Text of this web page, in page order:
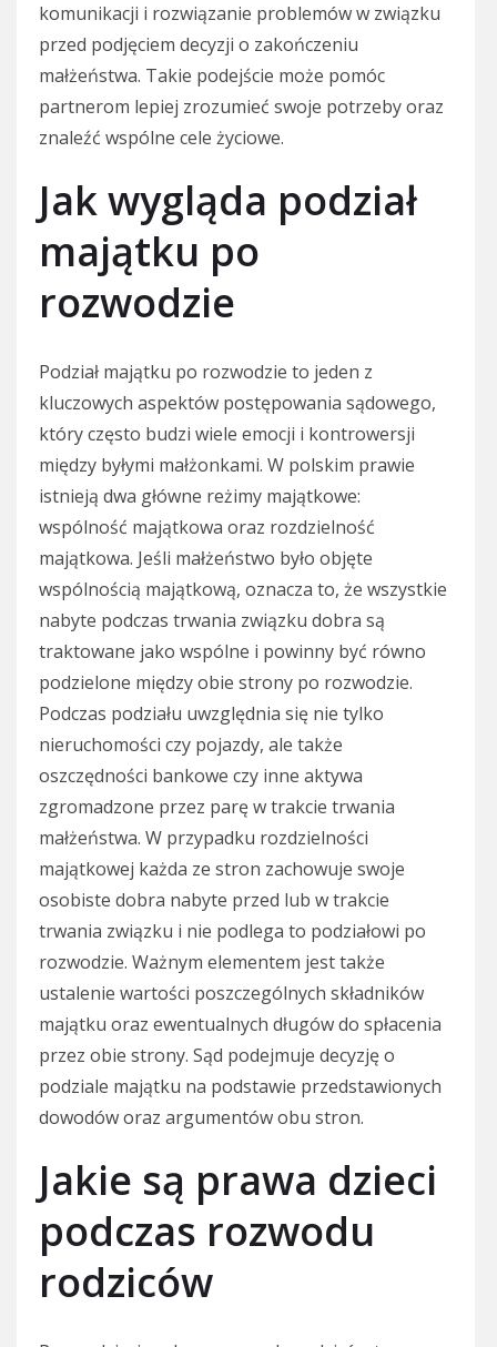
komunikacji i rozwiązanie problemów w związku
przed podjęciem decyzji o zakończeniu
małżeństwa. Takie podejście może pomóc
partnerom lepiej zrozumieć swoje potrzeby oraz
znaleźć wspólne cele życiowe.
Jak wygląda podział
majątku po
rozwodzie
Podział majątku po rozwodzie to jeden z
kluczowych aspektów postępowania sądowego,
który często budzi wiele emocji i kontrowersji
między byłymi małżonkami. W polskim prawie
istnieją dwa główne reżimy majątkowe:
wspólność majątkowa oraz rozdzielność
majątkowa. Jeśli małżeństwo było objęte
wspólnością majątkową, oznacza to, że wszystkie
nabyte podczas trwania związku dobra są
traktowane jako wspólne i powinny być równo
podzielone między obie strony po rozwodzie.
Podczas podziału uwzględnia się nie tylko
nieruchomości czy pojazdy, ale także
oszczędności bankowe czy inne aktywa
zgromadzone przez parę w trakcie trwania
małżeństwa. W przypadku rozdzielności
majątkowej każda ze stron zachowuje swoje
osobiste dobra nabyte przed lub w trakcie
trwania związku i nie podlega to podziałowi po
rozwodzie. Ważnym elementem jest także
ustalenie wartości poszczególnych składników
majątku oraz ewentualnych długów do spłacenia
przez obie strony. Sąd podejmuje decyzję o
podziale majątku na podstawie przedstawionych
dowodów oraz argumentów obu stron.
Jakie są prawa dzieci
podczas rozwodu
rodziców